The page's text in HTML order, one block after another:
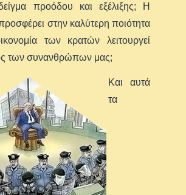
προόδου και εξέλιξης; Η
στην καλύτερη ποιότητα
των κρατών λειτουργεί
των συνανθρώπων μας;
Και αυτά
τα